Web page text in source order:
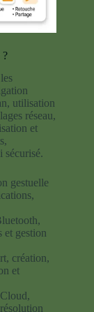
?
utilisation
réseau,
et
sécurisé.
gestuelle
gestion
création,
et